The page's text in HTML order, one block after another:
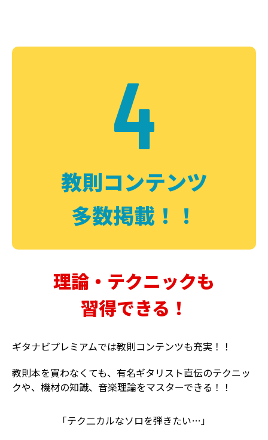
4
教則コンテンツ
多数掲載！！
理論・テクニックも
習得できる！
ギタナビプレミアムでは教則コンテンツも充実！！
教則本を買わなくても、有名ギタリスト直伝のテクニッ
クや、機材の知識、音楽理論をマスターできる！！
「テク二カルなソロを弾きたい…」